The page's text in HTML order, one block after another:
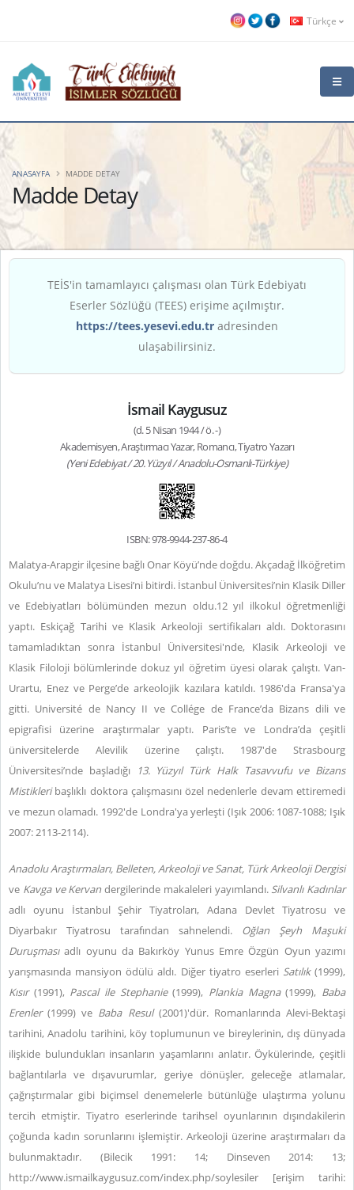
Türkçe
Madde Detay
ANASAYFA MADDE DETAY
TEİS'in tamamlayıcı çalışması olan Türk Edebiyatı
Eserler Sözlüğü (TEES) erişime açılmıştır.
https://tees.yesevi.edu.tr adresinden
ulaşabilirsiniz.
İsmail Kaygusuz
(d. 5 Nisan 1944 / ö. -)
Akademisyen, Araştırmacı Yazar, Romancı, Tiyatro Yazarı
(Yeni Edebiyat / 20. Yüzyıl / Anadolu-Osmanlı-Türkiye)
ISBN: 978-9944-237-86-4
Malatya-Arapgir ilçesine bağlı Onar Köyü’nde doğdu. Akçadağ İlköğretim
Okulu’nu ve Malatya Lisesi’ni bitirdi. İstanbul Üniversitesi’nin Klasik Diller
ve Edebiyatları bölümünden mezun oldu.12 yıl ilkokul öğretmenliği
yaptı. Eskiçağ Tarihi ve Klasik Arkeoloji sertifikaları aldı. Doktorasını
tamamladıktan sonra İstanbul Üniversitesi'nde, Klasik Arkeoloji ve
Klasik Filoloji bölümlerinde dokuz yıl öğretim üyesi olarak çalıştı. Van-
Urartu, Enez ve Perge’de arkeolojik kazılara katıldı. 1986'da Fransa'ya
gitti. Université de Nancy II ve Collége de France’da Bizans dili ve
epigrafisi üzerine araştırmalar yaptı. Paris’te ve Londra’da çeşitli
üniversitelerde Alevilik üzerine çalıştı. 1987'de Strasbourg
Üniversitesi’nde başladığı
13. Yüzyıl Türk Halk Tasavvufu ve Bizans
Mistikleribaşlıklı doktora çalışmasını özel nedenlerle devam ettiremedi
ve mezun olamadı. 1992'de Londra'ya yerleşti (Işık 2006: 1087-1088; Işık
2007: 2113-2114).
Anadolu Araştırmaları, Belleten, Arkeoloji ve Sanat, Türk Arkeoloji Dergisi
ve Kavga ve Kervan dergilerinde makaleleri yayımlandı. Silvanlı Kadınlar
adlı oyunu İstanbul Şehir Tiyatroları, Adana Devlet Tiyatrosu ve
Diyarbakır Tiyatrosu tarafından sahnelendi. Oğlan Şeyh Maşuki
Duruşmasıadlı oyunu da Bakırköy Yunus Emre Özgün Oyun yazımı
yarışmasında mansiyon ödülü aldı. Diğer tiyatro eserleri Satılık(1999),
Kısır (1991), Pascal ile Stephanie(1999), Plankia Magna(1999), Baba
Erenler(1999) ve Baba Resul (2001)'dür. Romanlarında Alevi-Bektaşi
tarihini, Anadolu tarihini, köy toplumunun ve bireylerinin, dış dünyada
ilişkide bulundukları insanların yaşamlarını anlatır. Öykülerinde, çeşitli
bağlantılarla ve dışavurumlar, geriye dönüşler, geleceğe atlamalar,
çağrıştırmalar gibi biçimsel denemelerle bütünlüğe ulaştırma yolunu
tercih etmiştir. Tiyatro eserlerinde tarihsel oyunlarının dışındakilerin
çoğunda kadın sorunlarını işlemiştir. Arkeoloji üzerine araştırmaları da
bulunmaktadır. (Bilecik 1991: 14; Dinseven 2014: 13;
http://www.ismailkaygusuz.com/index.php/soylesiler [erişim tarihi: